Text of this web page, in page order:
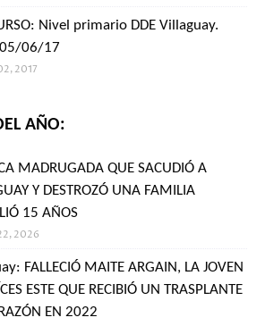
Nivel primario DDE Villaguay.
05/06/17
2017
AÑO:
MADRUGADA QUE SACUDIÓ A
Y DESTROZÓ UNA FAMILIA
15 AÑOS
2026
FALLECIÓ MAITE ARGAIN, LA JOVEN
ESTE QUE RECIBIÓ UN TRASPLANTE
EN 2022